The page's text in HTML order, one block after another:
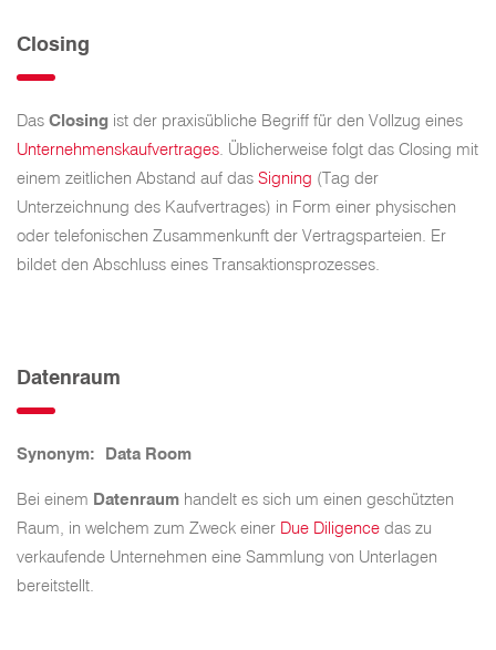
Closing
Das Closing ist der praxisübliche Begriff für den Vollzug eines
Unternehmenskaufvertrages. Üblicherweise folgt das Closing mit
einem zeitlichen Abstand auf das Signing (Tag der
Unterzeichnung des Kaufvertrages) in Form einer physischen
oder telefonischen Zusammenkunft der Vertragsparteien. Er
bildet den Abschluss eines Transaktionsprozesses.
Datenraum
Synonym: Data Room
Bei einem Datenraum handelt es sich um einen geschützten
Raum, in welchem zum Zweck einer Due Diligence das zu
verkaufende Unternehmen eine Sammlung von Unterlagen
bereitstellt.